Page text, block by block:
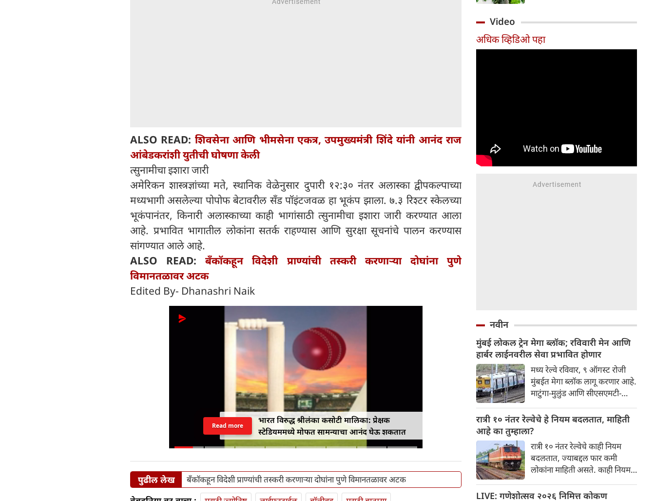
ALSO READ: शिवसेना आणि भीमसेना एकत्र, उपमुख्यमंत्री शिंदे यांनी आनंद राज
आंबेडकरांशी युतीची घोषणा केली
त्सुनामीचा इशारा जारी
अमेरिकन शास्त्रज्ञांच्या मते, स्थानिक वेळेनुसार दुपारी १२:३० नंतर अलास्का द्वीपकल्पाच्या
मध्यभागी असलेल्या पोपोफ बेटावरील सँड पॉइंटजवळ हा भूकंप झाला. ७.३ रिश्टर स्केलच्या
भूकंपानंतर, किनारी अलास्काच्या काही भागांसाठी त्सुनामीचा इशारा जारी करण्यात आला
आहे. प्रभावित भागातील लोकांना सतर्क राहण्यास आणि सुरक्षा सूचनांचे पालन करण्यास
सांगण्यात आले आहे.
ALSO READ:बँकॉकहून विदेशी प्राण्यांची तस्करी करणाऱ्या दोघांना पुणे
विमानतळावर अटक
Edited By- Dhanashri Naik
भारत विरुद्ध श्रीलंका कसोटी मालिका: प्रेक्षक
स्टेडियममध्ये मोफत सामन्याचा आनंद घेऊ शकतात
Read more
पुढील लेख बँकॉकहून विदेशी प्राण्यांची तस्करी करणाऱ्या दोघांना पुणे विमानतळावर अटक
दानधर्म आणि सात्विक जीवनशैलीचे
पालन करतात.
Video
अधिक व्हिडिओ पहा
नवीन
मुंबई लोकल ट्रेन मेगा ब्लॉक; रविवारी मेन आणि
हार्बर लाईनवरील सेवा प्रभावित होणार
मध्य रेल्वे रविवार, ९ ऑगस्ट रोजी
मुंबईत मेगा ब्लॉक लागू करणार आहे.
माटुंगा-मुलुंड आणि सीएसएमटी-
सेवा प्रभावित होतील. तर पनवेल-
कुर्ला दरम्यान विशेष गाड्या धावतील.
रात्री १० नंतर रेल्वेचे हे नियम बदलतात, माहिती
आहे का तुम्हाला?
रात्री १० नंतर रेल्वेचे काही नियम
बदलतात, ज्याबद्दल फार कमी
लोकांना माहिती असते. काही नियम
आरामात प्रवास करण्यास मदत करू
LIVE: गणेशोत्सव २०२६ निमित्त कोकण